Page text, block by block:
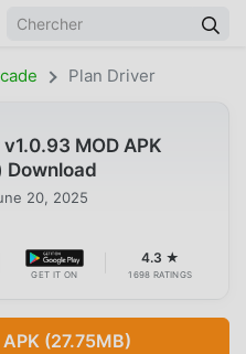
Plan Driver
MOD APK
Download
20, 2025
GET IT ON
4.3 ★
1698 RATINGS
(27.75MB)